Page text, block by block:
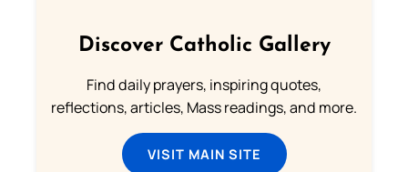
Discover Catholic Gallery
Find daily prayers, inspiring quotes,
reflections, articles, Mass readings, and more.
VISIT MAIN SITE